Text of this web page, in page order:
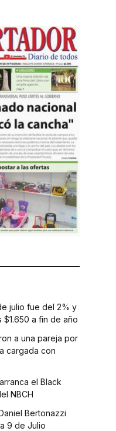
julio fue del 2% y
a fin de año
a una pareja por
cargada con
el Black
NBCH
Bertonazzi
9 de Julio